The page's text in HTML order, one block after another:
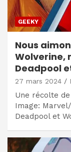
GEEKY
Nous
Wolverine,
Deadpool
27 mars 2024
Une récolte
Image:
Deadpool et